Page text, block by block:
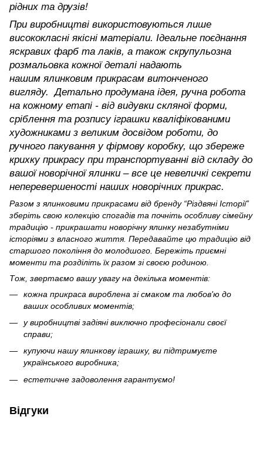
рідних та друзів!
При виробництві використовуються лише
висококласні якісні матеріали. Ідеальне поєднання
яскравих фарб та лаків, а також скрупульозна
розмальовка кожної деталі надають
нашим ялинковим прикрасам витонченого
вигляду. Детально продумана ідея, ручна робота
на кожному етапі - від видувки скляної форми,
сріблення та розпису іграшки кваліфікованими
художниками з великим досвідом роботи, до
ручного пакування у фірмову коробку, що збереже
крихку прикрасу при транспортуванні від складу до
вашої новорічної ялинки – все це невеличкі секрети
неперевершеності наших новорічних прикрас.
Разом з ялинковими прикрасами від бренду “Різдвяні Історії”
зберіть свою колекцію спогадів та почніть особливу сімейну
традицію - прикрашати новорічну ялинку незабутніми
історіями з власного життя. Передавайте цю традицію від
старшого покоління до молодшого. Бережіть приємні
моменти та розділіть їх разом зі своєю родиною.
Тож, звертаємо вашу увагу на декілька моментів:
кожна прикраса вироблена зі смаком та любов'ю до
ваших особливих моментів;
у виробництві задіяні виключно професіонали своєї
справи;
купуючи нашу ялинкову іграшку, ви підтримуєте
українського виробника;
естетичне задоволення гарантуємо!
Відгуки